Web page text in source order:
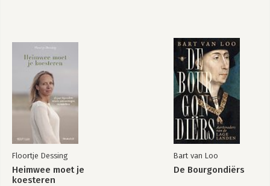
Floortje Dessing
Heimwee moet je
koesteren
Bart van Loo
De Bourgondiërs